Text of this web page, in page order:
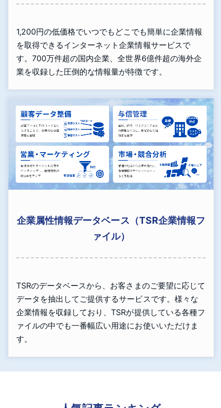
1,200円の低価格でいつでもどこでも簡単に企業情報
を取得できるインターネット企業情報サービスで
す。700万件超の国内企業、全世界6億件超の海外企
業を収録した圧倒的な情報量が特徴です。
企業属性情報データベース（TSR企業情報フ
ァイル）
TSRのデータベースから、お客さまのご要望に応じて
データを抽出してご提供するサービスです。様々な
企業情報を収録しており、TSRが提供している各種フ
ァイルの中でも一番幅広い用途にお使いいただけま
す。